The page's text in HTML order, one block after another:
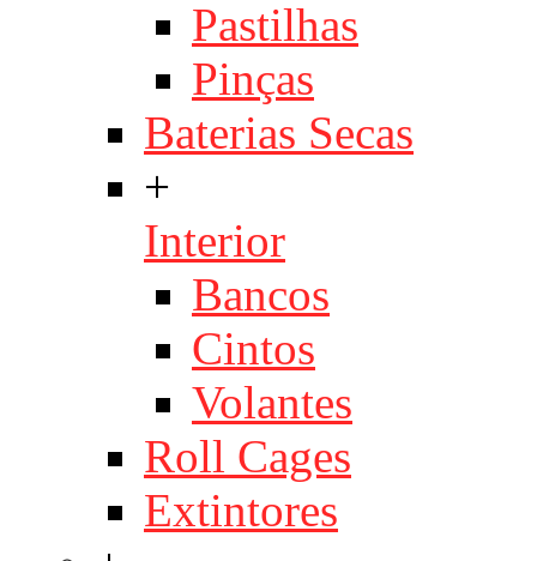
Pastilhas
Pinças
Baterias Secas
+
Interior
Bancos
Cintos
Volantes
Roll Cages
Extintores